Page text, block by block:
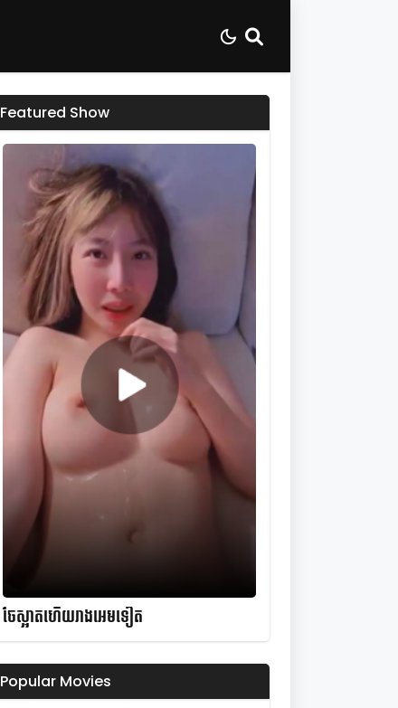
Featured Show
ចែស្អាតហើយរាងអេមទៀត
Popular Movies